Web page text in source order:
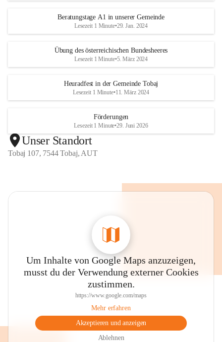
Beratungstage A1 in unserer Gemeinde
Lesezeit 1 Minute•29. Jan. 2024
Übung des österreichischen Bundesheeres
Lesezeit 1 Minute•5. März 2024
Heuradfest in der Gemeinde Tobaj
Lesezeit 1 Minute•11. März 2024
Förderungen
Lesezeit 1 Minute•29. Juni 2026
Unser Standort
Tobaj 107, 7544 Tobaj, AUT
Um Inhalte von Google Maps anzuzeigen,
musst du der Verwendung externer Cookies
zustimmen.
https://www.google.com/maps
Mehr erfahren
Akzeptieren und anzeigen
Ablehnen